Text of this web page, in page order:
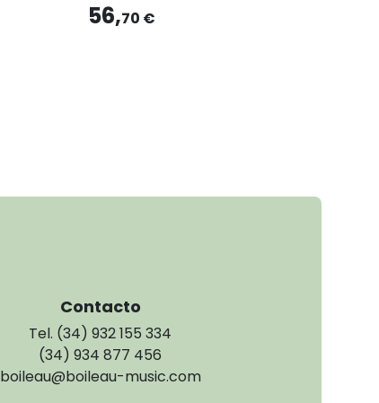
56,70 €
Contacto
Tel. (34) 932 155 334
(34) 934 877 456
boileau@boileau-music.com